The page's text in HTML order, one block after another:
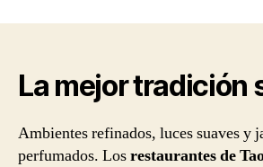
La mejor tradición
Ambientes refinados, luces suaves y
perfumados. Losrestaurantes de